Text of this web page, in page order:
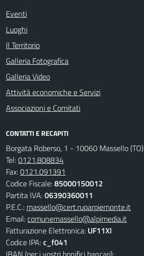
Eventi
Luoghi
Il Territorio
Galleria Fotografica
Galleria Video
Attività economiche e Servizi
Associazioni e Comitati
CONTATTI E RECAPITI
Borgata Roberso, 1 - 10060 Massello (TO)
Tel:0121.808834
Fax:0121.091391
Codice Fiscale:85000150012
Partita IVA:06390360011
P.E.C.: massello@cert.ruparpiemonte.it
Email:comunemassello@alpimedia.it
Fatturazione Elettronica: UF11XI
Codice IPA:c_f041